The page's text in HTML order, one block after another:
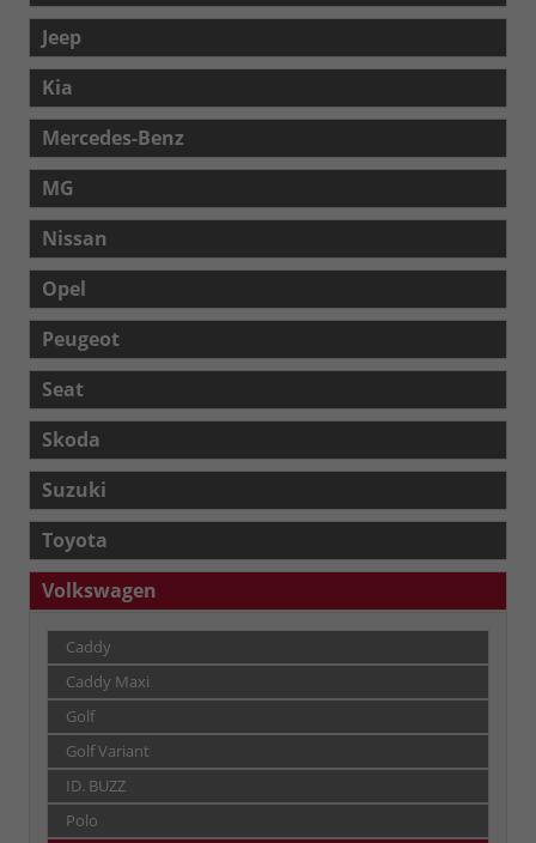
Jeep
Kia
Mercedes-Benz
MG
Nissan
Opel
Peugeot
Seat
Skoda
Suzuki
Toyota
Volkswagen
Caddy
Caddy Maxi
Golf
Golf Variant
ID. BUZZ
Polo